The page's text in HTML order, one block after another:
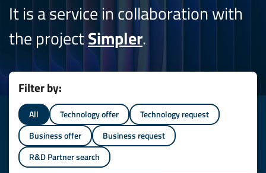
It is a service in collaboration with
the projectSimpler.
Filter by:
All Technology offer
Technology request
Business offer
Business request
R&D Partner search